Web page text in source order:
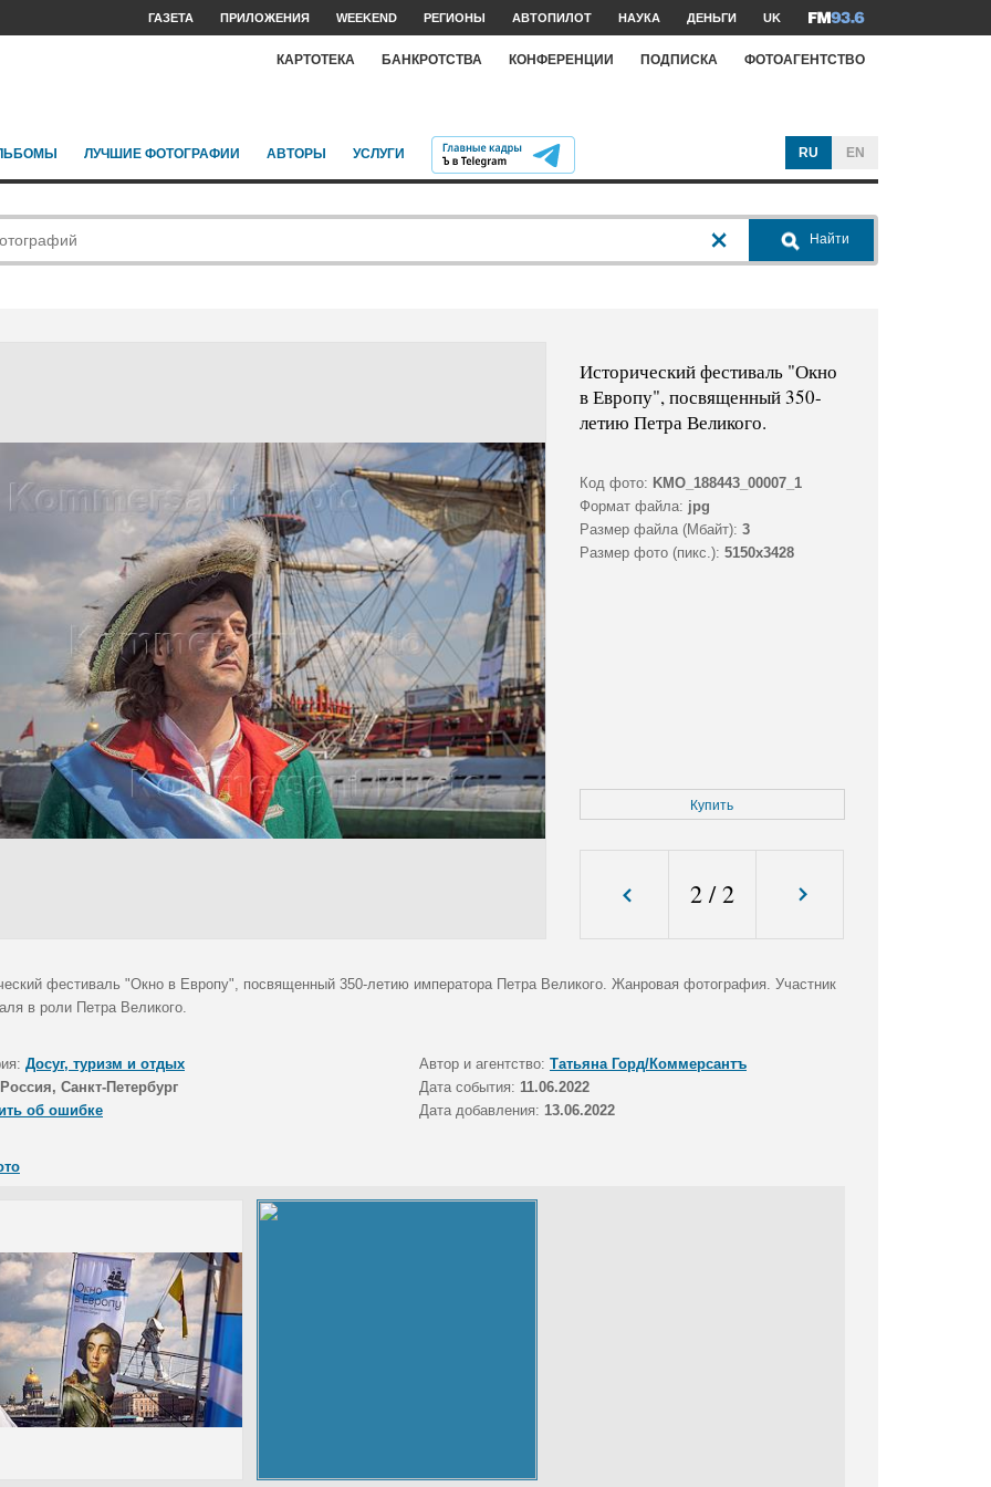
ГАЗЕТА ПРИЛОЖЕНИЯ WEEKEND РЕГИОНЫ АВТОПИЛОТ НАУКА ДЕНЬГИ UK
КАРТОТЕКА БАНКРОТСТВА КОНФЕРЕНЦИИ ПОДПИСКА ФОТОАГЕНТСТВО
ЛУЧШИЕ ФОТОГРАФИИ АВТОРЫ УСЛУГИ RU EN
Найти
Исторический фестиваль "Окно
в Европу", посвященный 350-
летию Петра Великого.
Код фото: KMO_188443_00007_1
Формат файла: jpg
Размер файла (Мбайт): 3
Размер фото (пикс.): 5150x3428
Купить
2/2
фестиваль "Окно в Европу", посвященный 350-летию императора Петра Великого. Жанровая фотография. Участник
в роли Петра Великого.
Досуг, туризм и отдых Автор и агентство: Татьяна Горд/Коммерсантъ
Россия, Санкт-Петербург Дата события: 11.06.2022
об ошибке
Дата добавления: 13.06.2022